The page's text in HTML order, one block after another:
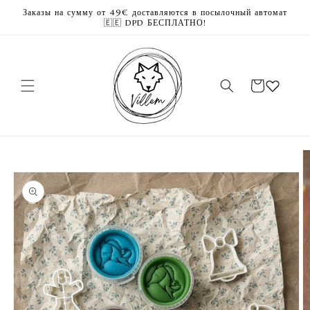
кЗаказы на сумму от 49€ доставляются в посылочный автомат
🇪🇪 DPD БЕСПЛАТНО!
Корзина
о продукте